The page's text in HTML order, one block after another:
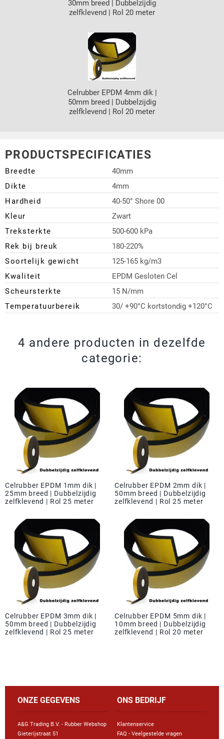
30mm breed | Dubbelzijdig
zelfklevend | Rol 20 meter
Celrubber EPDM 4mm dik |
50mm breed | Dubbelzijdig
zelfklevend | Rol 20 meter
PRODUCTSPECIFICATIES
Breedte
40mm
Dikte
4mm
Hardheid
40-50° Shore 00
Kleur
Zwart
Treksterkte
500-600 kPa
Rek bij breuk
180-220%
Soortelijk gewicht
125-165 kg/m3
Kwaliteit
EPDM Gesloten Cel
Scheursterkte
15 N/mm
Temperatuurbereik
30/ +90°C kortstondig +120°C
4 andere producten in dezelfde
categorie:
Celrubber EPDM 1mm dik |
25mm breed | Dubbelzijdig
zelfklevend | Rol 25 meter
Celrubber EPDM 2mm dik |
50mm breed | Dubbelzijdig
zelfklevend | Rol 25 meter
Celrubber EPDM 3mm dik |
50mm breed | Dubbelzijdig
zelfklevend | Rol 25 meter
Celrubber EPDM 5mm dik |
10mm breed | Dubbelzijdig
zelfklevend | Rol 20 meter
ONZE GEGEVENS
A&G Trading B.V. - Rubber Webshop
Gieterijstraat 51
ONS BEDRIJF
Klantenservice
FAQ - Veelgestelde vragen